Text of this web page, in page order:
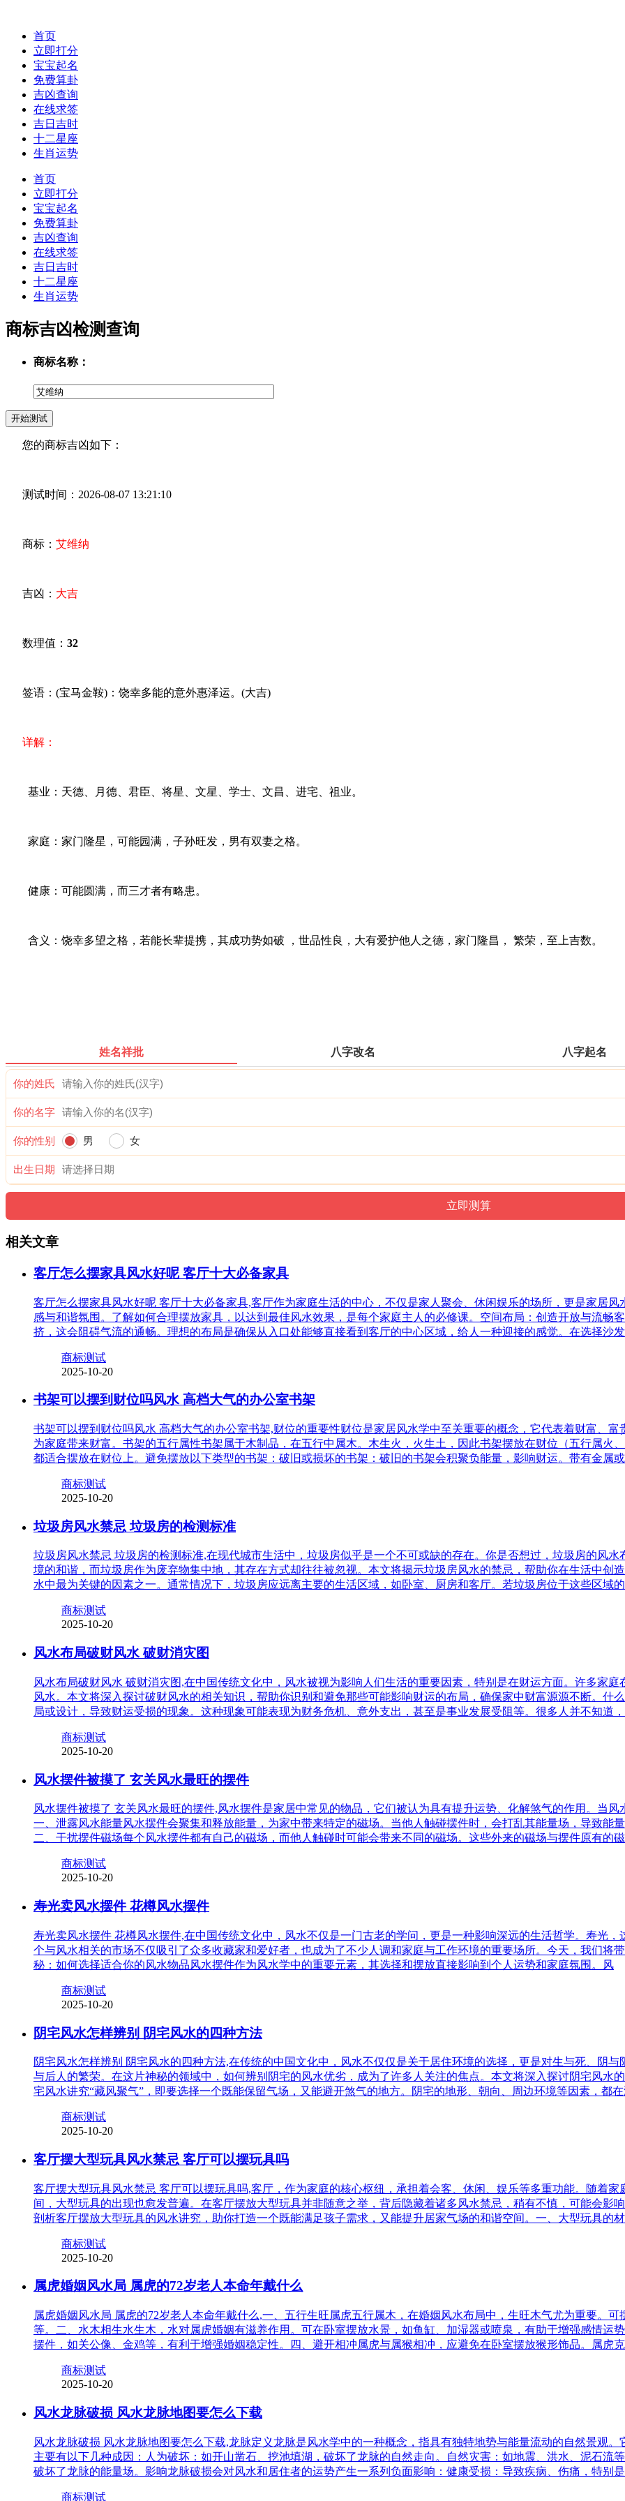
首页
立即打分
宝宝起名
免费算卦
吉凶查询
在线求签
吉日吉时
十二星座
生肖运势
首页
立即打分
宝宝起名
免费算卦
吉凶查询
在线求签
吉日吉时
十二星座
生肖运势
商标吉凶检测查询
商标名称：
您的商标吉凶如下：
测试时间：2026-08-07 13:21:10
商标： 艾维纳
吉凶： 大吉
数理值： 32
签语：(宝马金鞍)：饶幸多能的意外惠泽运。(大吉)
详解：
基业：天德、月德、君臣、将星、文星、学士、文昌、进宅、祖业。
家庭：家门隆星，可能园满，子孙旺发，男有双妻之格。
健康：可能圆满，而三才者有略患。
含义：饶幸多望之格，若能长辈提携，其成功势如破 ，世品性良，大有爱护他人之德，家门隆昌， 繁荣，至上吉数。
姓名祥批 八字改名 八字起名
你的姓氏
你的名字
你的性别 男 女
出生日期
相关文章
客厅怎么摆家具风水好呢 客厅十大必备家具
客厅怎么摆家具风水好呢 客厅十大必备家具,客厅作为家庭生活的中心，不仅是家人聚会、休闲娱乐的场所，更是家居
感与和谐氛围。了解如何合理摆放家具，以达到最佳风水效果，是每个家庭主人的必修课。空间布局：创造开放与流畅
挤，这会阻碍气流的通畅。理想的布局是确保从入口处能够直接看到客厅的中心区域，给人一种迎接的感觉。在选择沙
商标测试
2025-10-20
书架可以摆到财位吗风水 高档大气的办公室书架
书架可以摆到财位吗风水 高档大气的办公室书架,财位的重要性财位是家居风水学中至关重要的概念，它代表着财富、
为家庭带来财富。书架的五行属性书架属于木制品，在五行中属木。木生火，火生土，因此书架摆放在财位（五行属火
都适合摆放在财位上。避免摆放以下类型的书架：破旧或损坏的书架：破旧的书架会积聚负能量，影响财运。带有金属
商标测试
2025-10-20
垃圾房风水禁忌 垃圾房的检测标准
垃圾房风水禁忌 垃圾房的检测标准,在现代城市生活中，垃圾房似乎是一个不可或缺的存在。你是否想过，垃圾房的风
境的和谐，而垃圾房作为废弃物集中地，其存在方式却往往被忽视。本文将揭示垃圾房风水的禁忌，帮助你在生活中创
水中最为关键的因素之一。通常情况下，垃圾房应远离主要的生活区域，如卧室、厨房和客厅。若垃圾房位于这些区域
商标测试
2025-10-20
风水布局破财风水 破财消灾图
风水布局破财风水 破财消灾图,在中国传统文化中，风水被视为影响人们生活的重要因素，特别是在财运方面。许多家
风水。本文将深入探讨破财风水的相关知识，帮助你识别和避免那些可能影响财运的布局，确保家中财富源源不断。什
局或设计，导致财运受损的现象。这种现象可能表现为财务危机、意外支出，甚至是事业发展受阻等。很多人并不知道，
商标测试
2025-10-20
风水摆件被摸了 玄关风水最旺的摆件
风水摆件被摸了 玄关风水最旺的摆件,风水摆件是家居中常见的物品，它们被认为具有提升运势、化解煞气的作用。当
一、泄露风水能量风水摆件会聚集和释放能量，为家中带来特定的磁场。当他人触碰摆件时，会打乱其能量场，导致能
二、干扰摆件磁场每个风水摆件都有自己的磁场，而他人触碰时可能会带来不同的磁场。这些外来的磁场与摆件原有的
商标测试
2025-10-20
寿光卖风水摆件 花樽风水摆件
寿光卖风水摆件 花樽风水摆件,在中国传统文化中，风水不仅是一门古老的学问，更是一种影响深远的生活哲学。寿光
个与风水相关的市场不仅吸引了众多收藏家和爱好者，也成为了不少人调和家庭与工作环境的重要场所。今天，我们将
秘：如何选择适合你的风水物品风水摆件作为风水学中的重要元素，其选择和摆放直接影响到个人运势和家庭氛围。风
商标测试
2025-10-20
阴宅风水怎样辨别 阴宅风水的四种方法
阴宅风水怎样辨别 阴宅风水的四种方法,在传统的中国文化中，风水不仅仅是关于居住环境的选择，更是对生与死、阴
与后人的繁荣。在这片神秘的领域中，如何辨别阴宅的风水优劣，成为了许多人关注的焦点。本文将深入探讨阴宅风水
宅风水讲究“藏风聚气”，即要选择一个既能保留气场，又能避开煞气的地方。阴宅的地形、朝向、周边环境等因素，都
商标测试
2025-10-20
客厅摆大型玩具风水禁忌 客厅可以摆玩具吗
客厅摆大型玩具风水禁忌 客厅可以摆玩具吗,客厅，作为家庭的核心枢纽，承担着会客、休闲、娱乐等多重功能。随着
间，大型玩具的出现也愈发普遍。在客厅摆放大型玩具并非随意之举，背后隐藏着诸多风水禁忌，稍有不慎，可能会影
剖析客厅摆放大型玩具的风水讲究，助你打造一个既能满足孩子需求，又能提升居家气场的和谐空间。一、大型玩具的
商标测试
2025-10-20
属虎婚姻风水局 属虎的72岁老人本命年戴什么
属虎婚姻风水局 属虎的72岁老人本命年戴什么,一、五行生旺属虎五行属木，在婚姻风水布局中，生旺木气尤为重要。
等。二、水木相生水生木，水对属虎婚姻有滋养作用。可在卧室摆放水景，如鱼缸、加湿器或喷泉，有助于增强感情运
摆件，如关公像、金鸡等，有利于增强婚姻稳定性。四、避开相冲属虎与属猴相冲，应避免在卧室摆放猴形饰品。属虎
商标测试
2025-10-20
风水龙脉破损 风水龙脉地图要怎么下载
风水龙脉破损 风水龙脉地图要怎么下载,龙脉定义龙脉是风水学中的一种概念，指具有独特地势与能量流动的自然景观
主要有以下几种成因：人为破坏：如开山凿石、挖池填湖，破坏了龙脉的自然走向。自然灾害：如地震、洪水、泥石流
破坏了龙脉的能量场。影响龙脉破损会对风水和居住者的运势产生一系列负面影响：健康受损：导致疾病、伤痛，特别
商标测试